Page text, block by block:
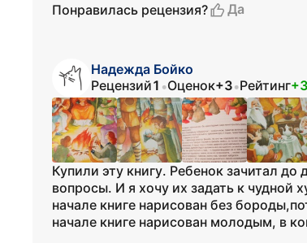
Понравилась рецензия?
Да
Надежда Бойко
Рецензий1 •Оценок+3•Рейтинг+3
Купили эту книгу. Ребенок зачитал
вопросы. И я хочу их задать к
начале книге нарисован без
начале книге нарисован молодым, в